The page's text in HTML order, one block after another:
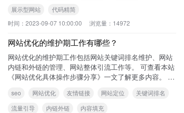
展示型网站
代码精简
时间： 2023-09-07 10:00:00 浏览量： 14972
网站优化的维护期工作有哪些？
网站优化的维护期工作包括网站关键词排名维护、网站
内链和外链的管理、网站整体引流工作等。 可查看本站
《网站优化具体操作步骤分享》一文了解更多内容。 您
seo 网站优化 友情链接 网站定位
关键词排名
流量引导
内链外链
内容填充